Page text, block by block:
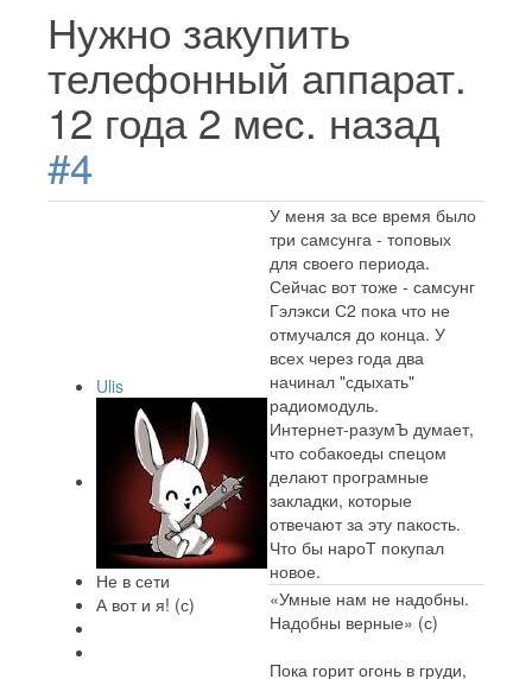
Нужно закупить
телефонный аппарат.
12 года 2 мес. назад
#4
Ulis
Не в сети
А вот и я! (с)
У меня за все время было
три самсунга - топовых
для своего периода.
Сейчас вот тоже - самсунг
Гэлэкси С2 пока что не
отмучался до конца. У
всех через года два
начинал "сдыхать"
радиомодуль.
Интернет-разумЪ думает,
что собакоеды спецом
делают програмные
закладки, которые
отвечают за эту пакость.
Что бы нароТ покупал
новое.
«Умные нам не надобны.
Надобны верные» (с)
Пока горит огонь в груди,